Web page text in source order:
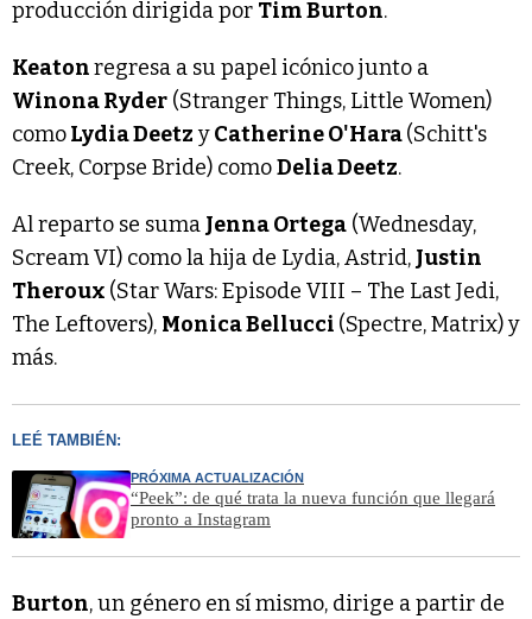
producción dirigida por Tim Burton.
Keatonregresa a su papel icónico junto a
Winona Ryder (Stranger Things, Little Women)
comoLydia Deetz yCatherine O'Hara(Schitt's
Creek, Corpse Bride) comoDelia Deetz.
Al reparto se suma Jenna Ortega (Wednesday,
Scream VI) como la hija de Lydia, Astrid, Justin
Theroux (Star Wars: Episode VIII – The Last Jedi,
The Leftovers), Monica Bellucci (Spectre, Matrix) y
más.
LEÉ TAMBIÉN:
PRÓXIMA ACTUALIZACIÓN
“Peek”: de qué trata la nueva función que llegará
pronto a Instagram
Burton, un género en sí mismo, dirige a partir de